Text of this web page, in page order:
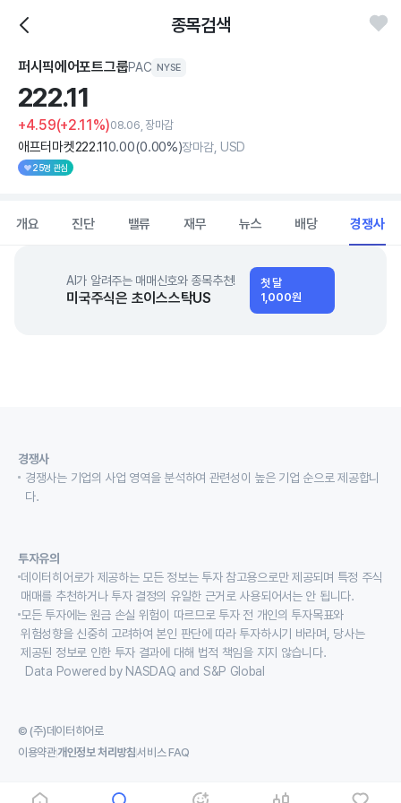
종목검색
퍼시픽에어포트그룹PAC NYSE
222.11
+4.59(+2.11%)08.06, 장마감
애프터마켓222.110.00(0.00%)장마감, USD
25명 관심
개요 진단 밸류 재무 뉴스 배당 경쟁사
AI가 알려주는 매매신호와 종목추천!
미국주식은 초이스스탁US
첫 달
1,000원
경쟁사
경쟁사는 기업의 사업 영역을 분석하여 관련성이 높은 기업 순으로 제공합니
다.
투자유의
데이터히어로가 제공하는 모든 정보는 투자 참고용으로만 제공되며 특정 주식
매매를 추천하거나 투자 결정의 유일한 근거로 사용되어서는 안 됩니다.
모든 투자에는 원금 손실 위험이 따르므로 투자 전 개인의 투자목표와
위험성향을 신중히 고려하여 본인 판단에 따라 투자하시기 바라며, 당사는
제공된 정보로 인한 투자 결과에 대해 법적 책임을 지지 않습니다.
Data Powered by NASDAQ and S&P Global
© (주)데이터히어로
이용약관개인정보 처리방침서비스 FAQ